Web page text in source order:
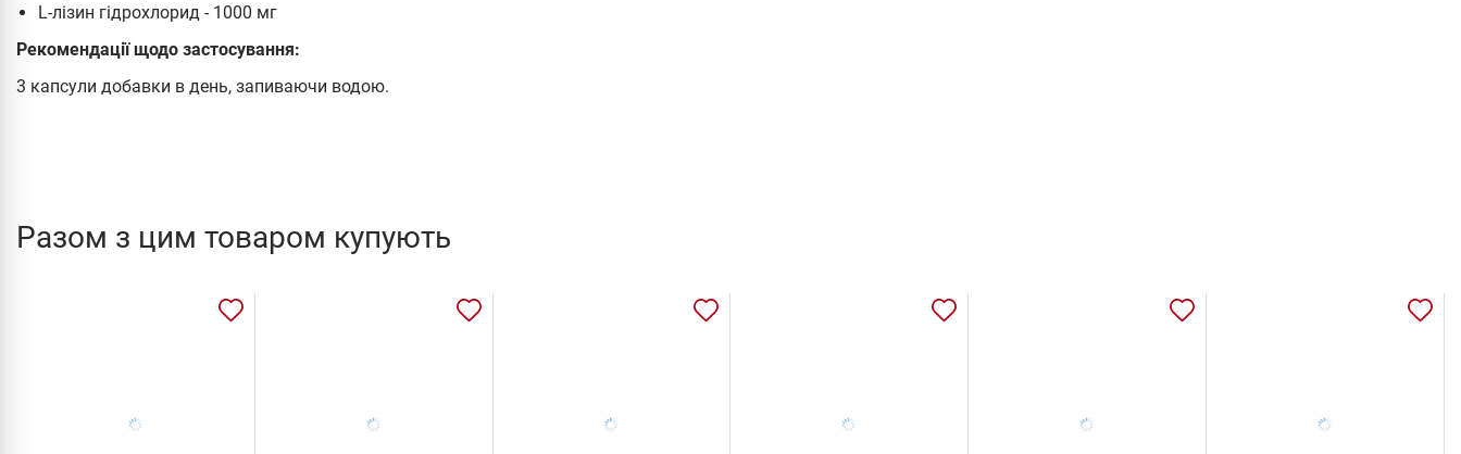
L-лізин гідрохлорид - 1000 мг
Рекомендації щодо застосування:
3 капсули добавки в день, запиваючи водою.
Разом з цим товаром купують